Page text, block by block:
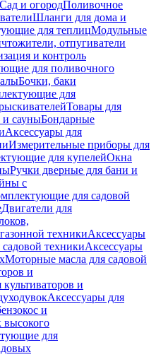
Сад и огородПоливочное
Шланги для дома и
для теплицМодульные
отпугиватели
и контроль
для поливочного
Бочки, баки
для
Товары для
и сауныБондарные
Аксессуары для
Измерительные приборы для
для купелейОкна
Ручки дверные для бани и
с
для садовой
Двигатели для
техникиАксессуары
техникиАксессуары
Моторные масла для садовой
и
и
Аксессуары для
и
высокого
для